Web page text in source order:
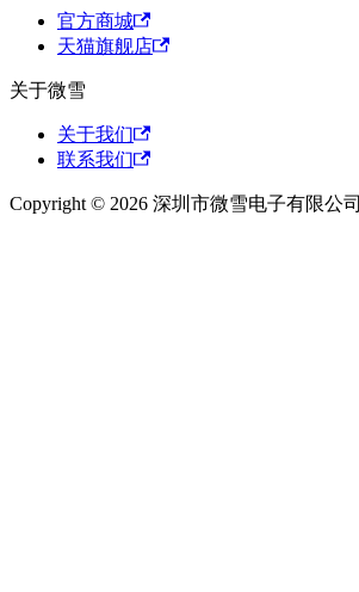
官方商城
天猫旗舰店
关于微雪
关于我们
联系我们
Copyright © 2026 深圳市微雪电子有限公司